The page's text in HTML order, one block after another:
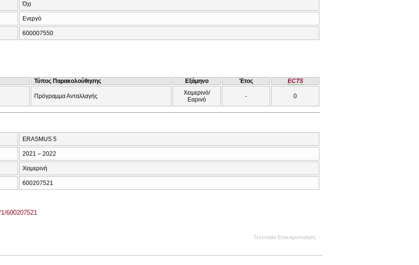
Όχι
Ενεργό
600007550
Τύπος Παρακολούθησης Εξάμηνο Έτος ECTS
Πρόγραμμα Ανταλλαγής
Χειμερινό/
Εαρινό
- 0
ERASMUS 5
2021 – 2022
Χειμερινή
600207521
600207521
Τελευταία Επικαιροποίηση -